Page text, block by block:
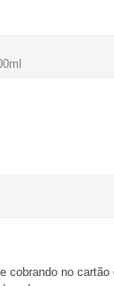
cobrando no